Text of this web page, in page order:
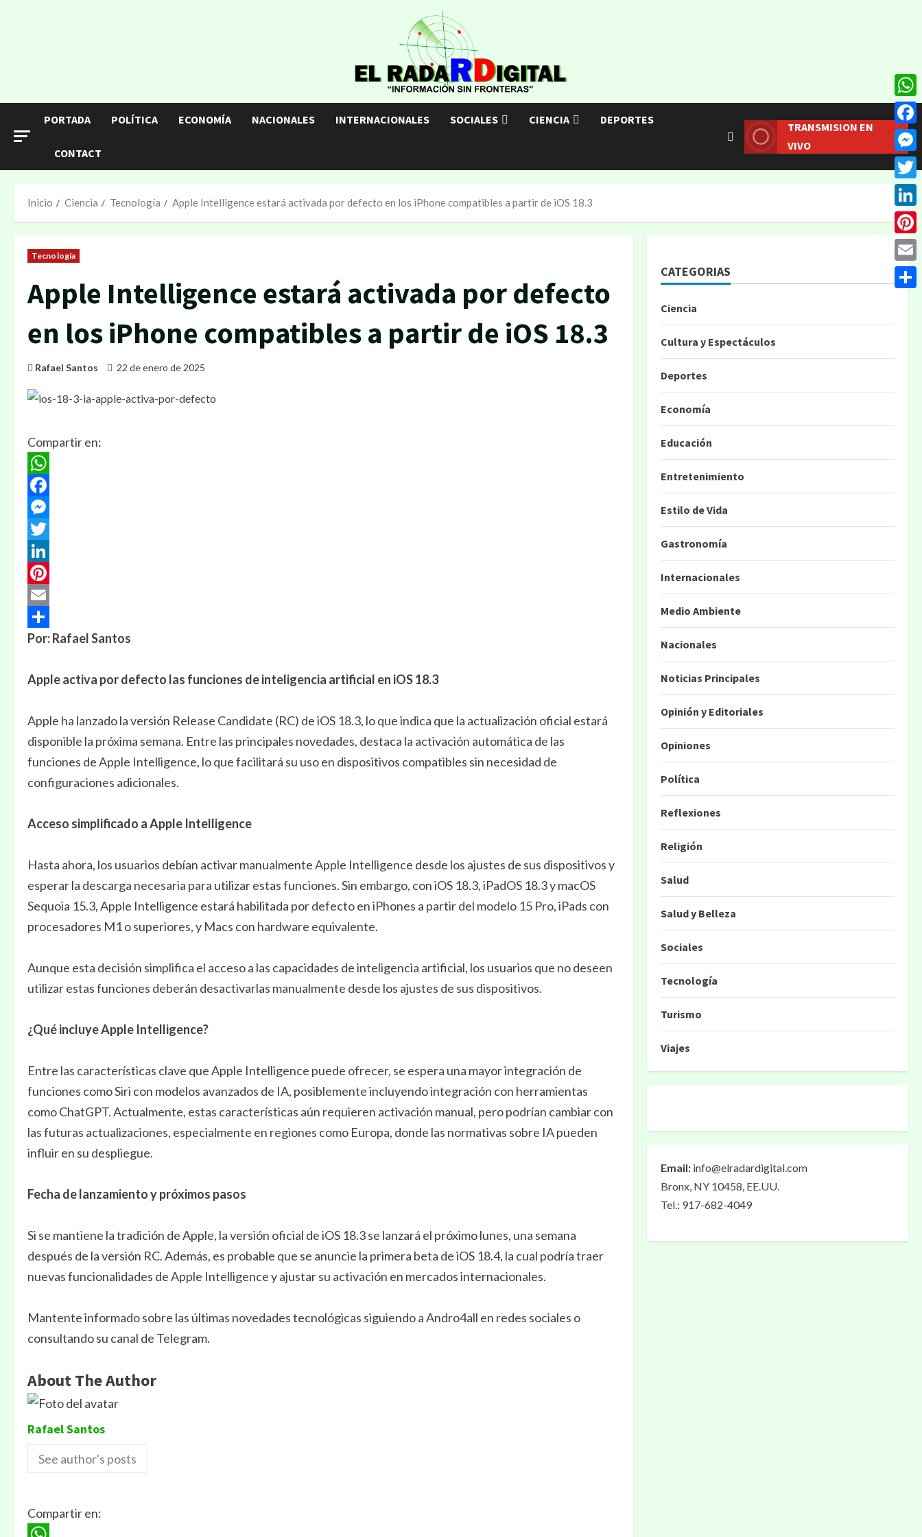
PORTADA POLÍTICA ECONOMÍA NACIONALES INTERNACIONALES SOCIALES CIENCIA DEPORTES
CONTACT
TRANSMISION EN
VIVO
Inicio Ciencia Tecnología Apple Intelligence estará activada por defecto en los iPhone compatibles a partir de iOS 18.3
Tecnología
Apple Intelligence estará activada por defecto
en los iPhone compatibles a partir de iOS 18.3
Rafael Santos 22 de enero de 2025
Compartir en:
WhatsApp
Facebook
Messenger
Twitter
LinkedIn
Pinterest
Email
Compartir
Por: Rafael Santos
Apple activa por defecto las funciones de inteligencia artificial en iOS 18.3
Apple ha lanzado la versión Release Candidate (RC) de iOS 18.3, lo que indica que la actualización oficial estará
disponible la próxima semana. Entre las principales novedades, destaca la activación automática de las
funciones de Apple Intelligence, lo que facilitará su uso en dispositivos compatibles sin necesidad de
configuraciones adicionales.
Acceso simplificado a Apple Intelligence
Hasta ahora, los usuarios debían activar manualmente Apple Intelligence desde los ajustes de sus dispositivos y
esperar la descarga necesaria para utilizar estas funciones. Sin embargo, con iOS 18.3, iPadOS 18.3 y macOS
Sequoia 15.3, Apple Intelligence estará habilitada por defecto en iPhones a partir del modelo 15 Pro, iPads con
procesadores M1 o superiores, y Macs con hardware equivalente.
Aunque esta decisión simplifica el acceso a las capacidades de inteligencia artificial, los usuarios que no deseen
utilizar estas funciones deberán desactivarlas manualmente desde los ajustes de sus dispositivos.
¿Qué incluye Apple Intelligence?
Entre las características clave que Apple Intelligence puede ofrecer, se espera una mayor integración de
funciones como Siri con modelos avanzados de IA, posiblemente incluyendo integración con herramientas
como ChatGPT. Actualmente, estas características aún requieren activación manual, pero podrían cambiar con
las futuras actualizaciones, especialmente en regiones como Europa, donde las normativas sobre IA pueden
influir en su despliegue.
Fecha de lanzamiento y próximos pasos
Si se mantiene la tradición de Apple, la versión oficial de iOS 18.3 se lanzará el próximo lunes, una semana
después de la versión RC. Además, es probable que se anuncie la primera beta de iOS 18.4, la cual podría traer
nuevas funcionalidades de Apple Intelligence y ajustar su activación en mercados internacionales.
Mantente informado sobre las últimas novedades tecnológicas siguiendo a Andro4all en redes sociales o
consultando su canal de Telegram.
About The Author
Rafael Santos
See author's posts
Compartir en:
CATEGORIAS
Ciencia
Cultura y Espectáculos
Deportes
Economía
Educación
Entretenimiento
Estilo de Vida
Gastronomía
Internacionales
Medio Ambiente
Nacionales
Noticias Principales
Opinión y Editoriales
Opiniones
Política
Reflexiones
Religión
Salud
Salud y Belleza
Sociales
Tecnología
Turismo
Viajes
Email: info@elradardigital.com
Bronx, NY 10458, EE.UU.
Tel.: 917-682-4049
Email